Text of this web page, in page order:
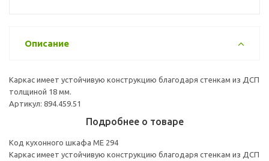
Описание
Каркас имеет устойчивую конструкцию благодаря стенкам из ДСП
толщиной 18 мм.
Артикул: 894.459.51
Подробнее о товаре
Код кухонного шкафа ME 294
Каркас имеет устойчивую конструкцию благодаря стенкам из ДСП